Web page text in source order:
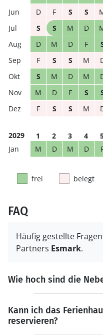
D
F S S
S
S M D
D
M D F
F
S S M
S
M D M
M
D F S
F
S S M
2029 1 2 3 4
M
D M D
frei belegt
FAQ
Häufig gestellte
Partners Esmark.
Wie hoch sind die
Kann ich das
reservieren?